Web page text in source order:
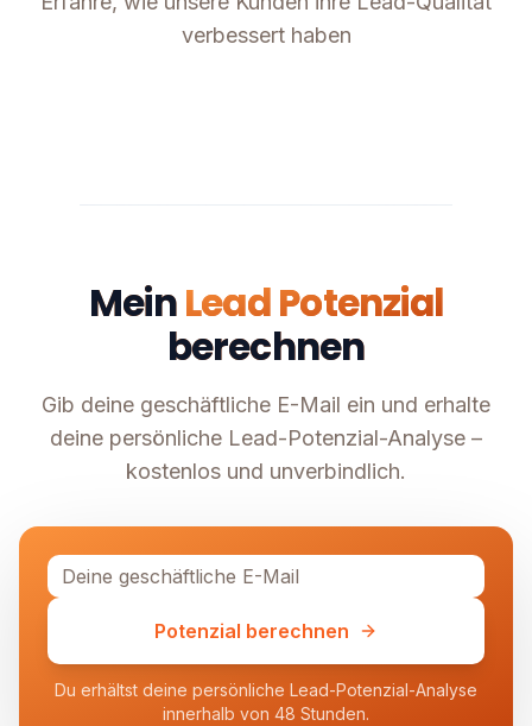
verbessert haben
MeinLead Potenzial
berechnen
Gib deine geschäftliche E-Mail ein und erhalte
deine persönliche Lead-Potenzial-Analyse –
kostenlos und unverbindlich.
Potenzial berechnen
Du erhältst deine persönliche Lead-Potenzial-Analyse
innerhalb von 48 Stunden.